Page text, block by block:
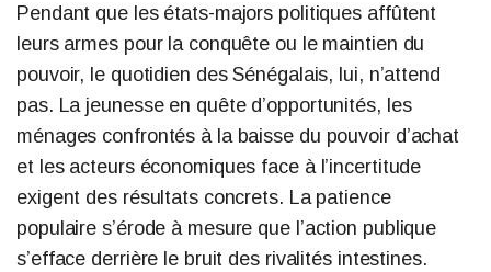
Pendant que les états-majors politiques affûtent
leurs armes pour la conquête ou le maintien du
pouvoir, le quotidien des Sénégalais, lui, n’attend
pas. La jeunesse en quête d’opportunités, les
ménages confrontés à la baisse du pouvoir d’achat
et les acteurs économiques face à l’incertitude
exigent des résultats concrets. La patience
populaire s’érode à mesure que l’action publique
s’efface derrière le bruit des rivalités intestines.